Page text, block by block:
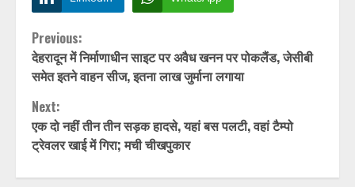
Continue
Reading
Previous:
देहरादून में निर्माणाधीन साइट पर अवैध खनन पर पोकलैंड, जेसीबी
समेत इतने वाहन सीज, इतना लाख जुर्माना लगाया
Next:
एक दो नहीं तीन तीन सड़क हादसे, यहां बस पलटी, वहां टैम्पो
ट्रेवलर खाई में गिरा; मची चीखपुकार